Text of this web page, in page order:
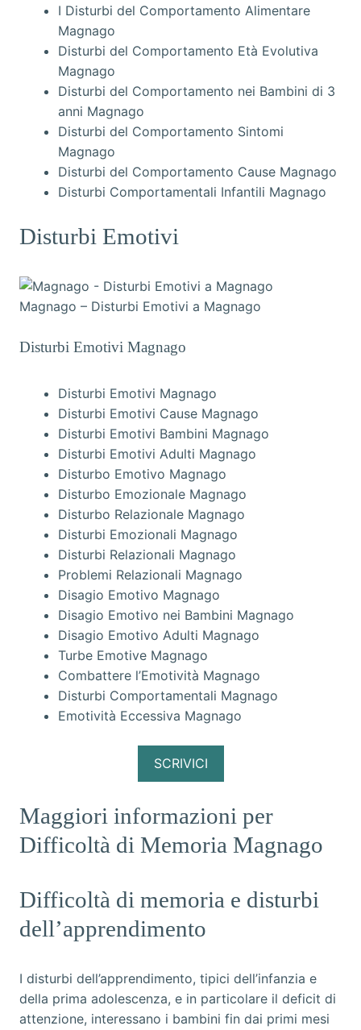
I Disturbi del Comportamento Alimentare
Magnago
Disturbi del Comportamento Età Evolutiva
Magnago
Disturbi del Comportamento nei Bambini di 3
anni Magnago
Disturbi del Comportamento Sintomi
Magnago
Disturbi del Comportamento Cause Magnago
Disturbi Comportamentali Infantili Magnago
Disturbi Emotivi
Magnago – Disturbi Emotivi a Magnago
Disturbi Emotivi Magnago
Disturbi Emotivi Magnago
Disturbi Emotivi Cause Magnago
Disturbi Emotivi Bambini Magnago
Disturbi Emotivi Adulti Magnago
Disturbo Emotivo Magnago
Disturbo Emozionale Magnago
Disturbo Relazionale Magnago
Disturbi Emozionali Magnago
Disturbi Relazionali Magnago
Problemi Relazionali Magnago
Disagio Emotivo Magnago
Disagio Emotivo nei Bambini Magnago
Disagio Emotivo Adulti Magnago
Turbe Emotive Magnago
Combattere l’Emotività Magnago
Disturbi Comportamentali Magnago
Emotività Eccessiva Magnago
SCRIVICI
Maggiori informazioni per
Difficoltà di Memoria Magnago
Difficoltà di memoria e disturbi
dell’apprendimento
I disturbi dell’apprendimento, tipici dell’infanzia e
della prima adolescenza, e in particolare il deficit di
attenzione, interessano i bambini fin dai primi mesi